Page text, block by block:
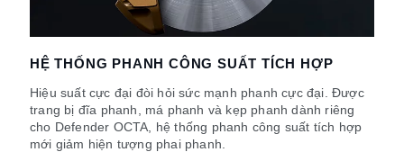
HỆ THỐNG PHANH CÔNG SUẤT TÍCH HỢP
Hiệu suất cực đại đòi hỏi sức mạnh phanh cực đại. Được
trang bị đĩa phanh, má phanh và kẹp phanh dành riêng
cho Defender OCTA, hệ thống phanh công suất tích hợp
mới giảm hiện tượng phai phanh.